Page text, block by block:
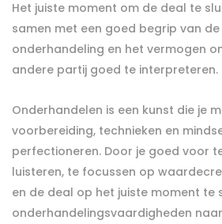
Het juiste moment om de deal te
samen met een goed begrip van
onderhandeling en het vermogen
andere partij goed te interpreteren.
Onderhandelen is een kunst die je
voorbereiding, technieken en
perfectioneren. Door je goed voor
luisteren, te focussen op
en de deal op het juiste moment te
onderhandelingsvaardigheden